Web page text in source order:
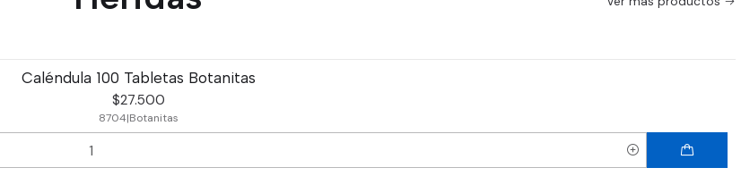
Caléndula 100 Tabletas Botanitas
$27.500
8704|Botanitas